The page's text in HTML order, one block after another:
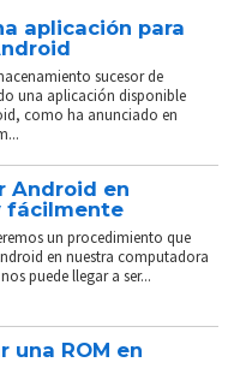
aplicación para
sucesor de
una aplicación disponible
como ha anunciado en
Android en
fácilmente
un procedimiento que
en nuestra computadora
puede llegar a ser...
una ROM en